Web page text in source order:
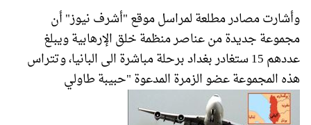
وأشارت مصادر مطلعة لمراسل موقع "أشرف نيوز" أن
مجموعة جديدة من عناصر منظمة خلق الإرهابية ويبلغ
عددهم 15 ستغادر بغداد برحلة مباشرة الى البانيا، وتتراس
هذه المجموعة عضو الزمرة المدعوة "حبيبة طاولي